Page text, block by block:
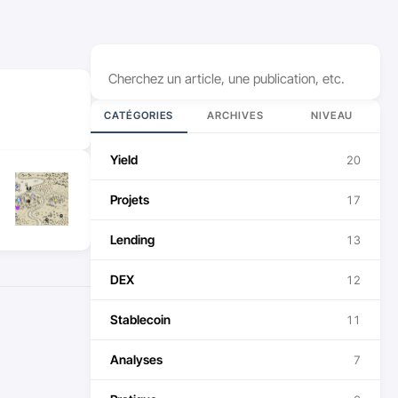
CATÉGORIES ARCHIVES NIVEAU
Yield 20
Projets 17
Lending 13
DEX 12
Stablecoin 11
Analyses 7